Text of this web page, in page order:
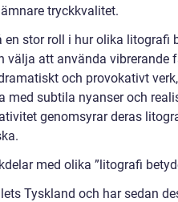
tryckkvalitet.
stor roll i hur olika litografi
välja att använda vibrerande
och provokativt
med subtila nyanser och
genomsyrar deras
med olika ”litografi
Tyskland och har sedan